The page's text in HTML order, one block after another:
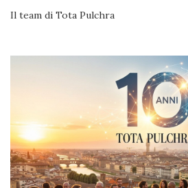
Il team di Tota Pulchra